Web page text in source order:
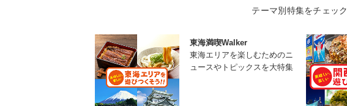
テーマ別特集をチェック
東海満喫Walker
東海エリアを楽しむためのニ
ュースやトピックスを大特集